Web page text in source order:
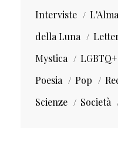
Interviste
della Luna
Mystica
LGBTQ+
Poesia
Pop
Scienze
Società